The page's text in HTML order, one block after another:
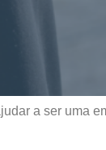
a ser uma